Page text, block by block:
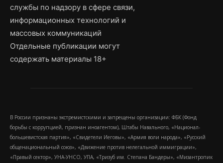
службы по надзору в сфере связи,
информационных технологий и
массовых коммуникаций
Отдельные публикации могут
содержать материалы 18+
В России признаны экстремистскими и запрещены организации: ФБК (Фонд
борьбы с коррупцией, признан иноагентом), Штабы Навального, «Национал-
большевистская партия», «Свидетели Иеговы», «Армия воли народа», «Русский
общенациональный союз», «Движение против нелегальной иммиграции»,
«Правый сектор», УНА-УНСО, УПА, «Тризуб им. Степана Бандеры», «Мизантропик